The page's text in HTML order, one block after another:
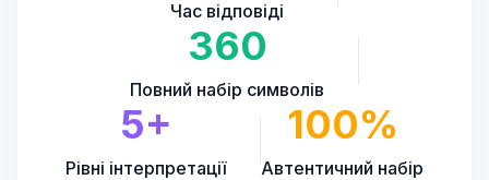
Час відповіді
360
Повний набір символів
5+
Рівні інтерпретації
100%
Автентичний набір